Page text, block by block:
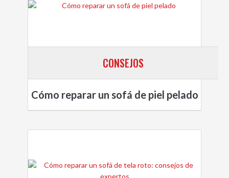
CONSEJOS
Cómo reparar un sofá de piel pelado